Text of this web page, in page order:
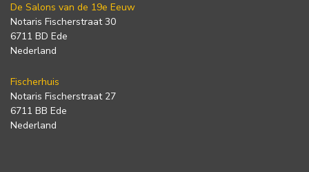
De Salons van de 19e Eeuw
Notaris Fischerstraat 30
6711 BD Ede
Nederland
Fischerhuis
Notaris Fischerstraat 27
6711 BB Ede
Nederland